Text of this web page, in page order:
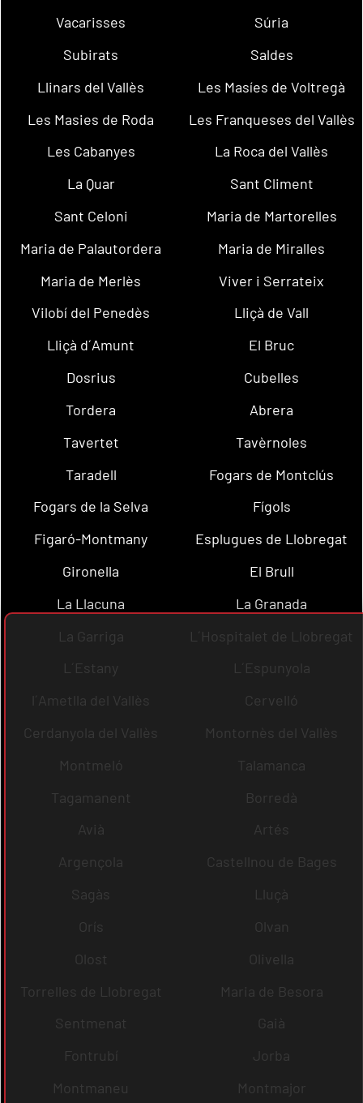
Vacarisses
Súria
Subirats
Saldes
Llinars del Vallès
Les Masíes de Voltregà
Les Masies de Roda
Les Franqueses del Vallès
Les Cabanyes
La Roca del Vallès
La Quar
Sant Climent
Sant Celoni
Maria de Martorelles
Maria de Palautordera
Maria de Miralles
Maria de Merlès
Viver i Serrateix
Vilobí del Penedès
Lliçà de Vall
Lliçà d´Amunt
El Bruc
Dosrius
Cubelles
Tordera
Abrera
Tavertet
Tavèrnoles
Taradell
Fogars de Montclús
Fogars de la Selva
Fígols
Figaró-Montmany
Esplugues de Llobregat
Gironella
El Brull
La Llacuna
La Granada
La Garriga
L´Hospitalet de Llobregat
L´Estany
L´Espunyola
l´Ametlla del Vallès
Cervelló
Cerdanyola del Vallès
Montornès del Vallès
Montmeló
Talamanca
Tagamanent
Borredà
Avià
Artés
Argençola
Castellnou de Bages
Sagàs
Lluçà
Orís
Olvan
Olost
Olivella
Torrelles de Llobregat
Maria de Besora
Sentmenat
Gaià
Fontrubí
Jorba
Montmaneu
Montmajor